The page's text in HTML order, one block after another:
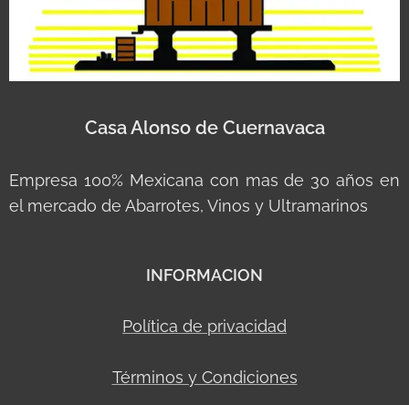
Casa Alonso de Cuernavaca
Empresa 100% Mexicana con mas de 30 años en
el mercado de Abarrotes, Vinos y Ultramarinos
INFORMACION
Política de privacidad
Términos y Condiciones